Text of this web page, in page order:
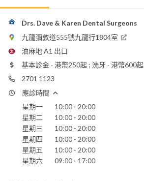
Drs. Dave & Karen Dental Surgeons
九龍彌敦道555號九龍行1804室
油麻地 A1 出口
基本診金 - 港幣250起 ; 洗牙 - 港幣600起
2701 1123
應診時間
星期一
10:00 - 20:00
星期二
10:00 - 20:00
星期三
10:00 - 20:00
星期四
10:00 - 20:00
星期五
10:00 - 20:00
星期六
09:00 - 17:00